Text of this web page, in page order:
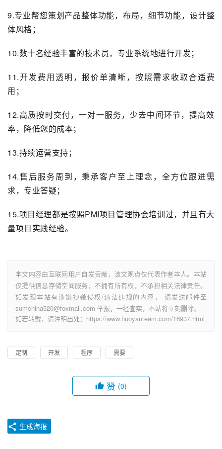
9.专业帮您策划产品整体功能，布局，细节功能，设计整
体风格；
10.数十名经验丰富的技术员，专业系统地进行开发；
11.开发费用透明，报价单清晰，按照需求收取合适费
用；
12.高质按时交付，一对一服务，少去中间环节，提高效
率，降低您的成本；
13.持续运营支持；
14.售后服务周到，秉承客户至上理念，全方位跟进需
求，专业答疑；
15.项目经理都是按照PMI项目管理协会培训过，并且有大
量项目实践经验。
本文内容由互联网用户自发贡献，该文观点仅代表作者本人。本站
仅提供信息存储空间服务，不拥有所有权，不承担相关法律责任。
如发现本站有涉嫌抄袭侵权/违法违规的内容， 请发送邮件至
sumchina520@foxmail.com 举报，一经查实，本站将立刻删除。
如若转载，请注明出处：https://www.huoyanteam.com/16937.html
定制 开发 程序 需要
赞 (0)
生成海报